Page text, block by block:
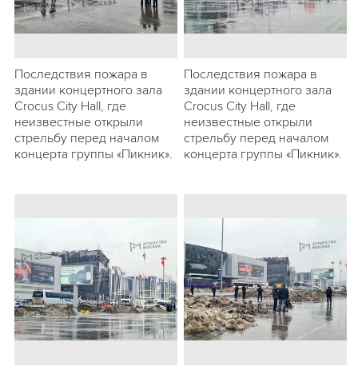
Последствия пожара в
здании концертного зала
Crocus City Hall, где
неизвестные открыли
стрельбу перед началом
концерта группы «Пикник».
Последствия пожара в
здании концертного зала
Crocus City Hall, где
неизвестные открыли
стрельбу перед началом
концерта группы «Пикник».